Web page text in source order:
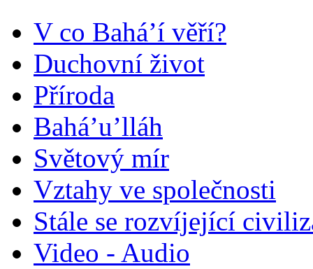
V co Bahá’í věří?
Duchovní život
Příroda
Bahá’u’lláh
Světový mír
Vztahy ve společnosti
Stále se rozvíjející
Video - Audio